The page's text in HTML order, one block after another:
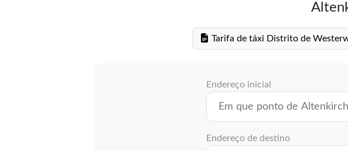
Tarifa de táxi Distrito de
Endereço inicial
Endereço de destino